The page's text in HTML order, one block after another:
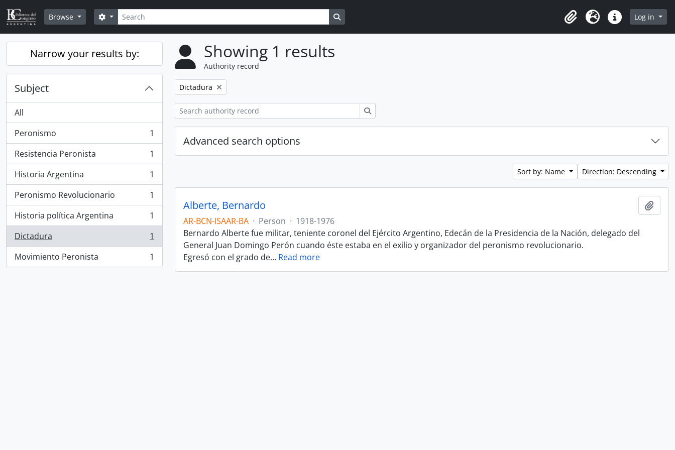
Skip to main content
Browse
Search
Search options
ClipboardLanguageQuick linksLog in
Narrow your results by:
Subject
All
Peronismo
, 1 results
1
Resistencia Peronista
, 1 results
1
Historia Argentina
, 1 results
1
Peronismo Revolucionario
, 1 results
1
Historia política Argentina
, 1 results
1
Dictadura
, 1 results
1
Movimiento Peronista
, 1 results 1
Showing 1 results
Authority record
Remove filter:
Dictadura
Advanced search options
Sort by: Name Direction: Descending
Alberte, Bernardo
AR-BCN-ISAAR-BA · Person · 1918-1976
Bernardo Alberte fue militar, teniente coronel del Ejército Argentino, Edecán de la Presidencia de la Nación, delegado del
General Juan Domingo Perón cuando éste estaba en el exilio y organizador del peronismo revolucionario.
Egresó con el grado de… Read more